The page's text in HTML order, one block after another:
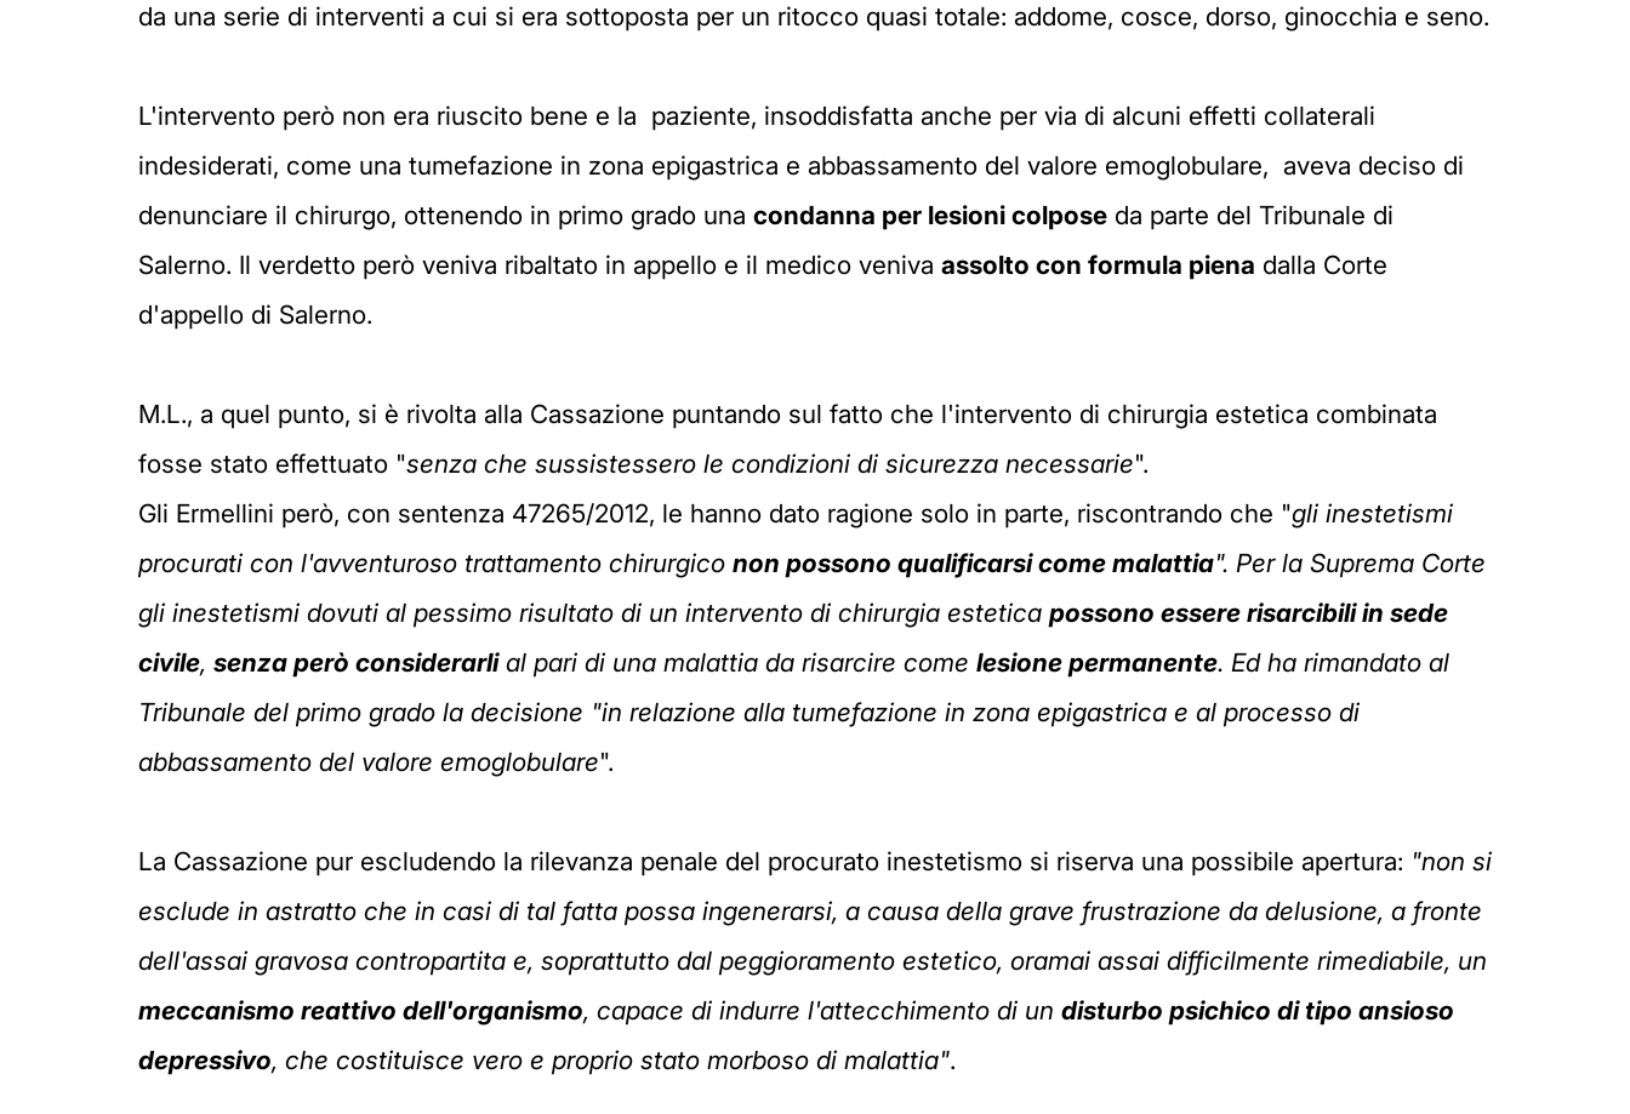
da una serie di interventi a cui si era sottoposta per un ritocco quasi totale: addome, cosce, dorso, ginocchia e seno.
L'intervento però non era riuscito bene e la paziente, insoddisfatta anche per via di alcuni effetti collaterali
indesiderati, come una tumefazione in zona epigastrica e abbassamento del valore emoglobulare, aveva deciso di
denunciare il chirurgo, ottenendo in primo grado una condanna per lesioni colpose da parte del Tribunale di
Salerno. Il verdetto però veniva ribaltato in appello e il medico veniva assolto con formula piena dalla Corte
d'appello di Salerno.
M.L., a quel punto, si è rivolta alla Cassazione puntando sul fatto che l'intervento di chirurgia estetica combinata
fosse stato effettuato "senza che sussistessero le condizioni di sicurezza necessarie".
Gli Ermellini però, con sentenza 47265/2012, le hanno dato ragione solo in parte, riscontrando che "gli inestetismi
procurati con l'avventuroso trattamento chirurgico non possono qualificarsi come malattia". Per la Suprema Corte
gli inestetismi dovuti al pessimo risultato di un intervento di chirurgia estetica possono essere risarcibili in sede
civile, senza però considerarlial pari di una malattia da risarcire come lesione permanente. Ed ha rimandato al
Tribunale del primo grado la decisione "in relazione alla tumefazione in zona epigastrica e al processo di
abbassamento del valore emoglobulare".
La Cassazione pur escludendo la rilevanza penale del procurato inestetismo si riserva una possibile apertura: "non si
esclude in astratto che in casi di tal fatta possa ingenerarsi, a causa della grave frustrazione da delusione, a fronte
dell'assai gravosa contropartita e, soprattutto dal peggioramento estetico, oramai assai difficilmente rimediabile, un
meccanismo reattivo dell'organismo, capace di indurre l'attecchimento di un disturbo psichico di tipo ansioso
depressivo, che costituisce vero e proprio stato morboso di malattia".